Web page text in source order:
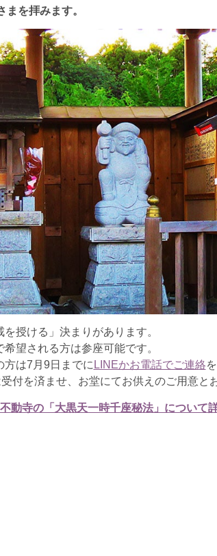
を拝みます。
授ける」決まりがあります。
望される方は参座可能です。
方は7月9日までに LINEかお電話でご連絡
付を済ませ、お堂にてお供えのご用意と
動寺の「大黒天一時千座秘法」について